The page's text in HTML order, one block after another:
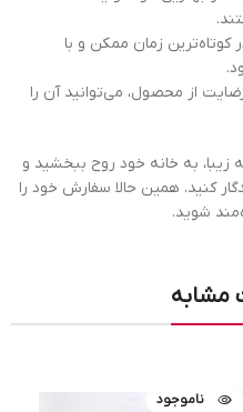
زمان ممکن و با
از محصول، می‌توانید آن را
زیبا، به خانه خود روح ببخشید و
کنید. همین حالا سفارش خود را
شوید.
مشابه
ناموجود